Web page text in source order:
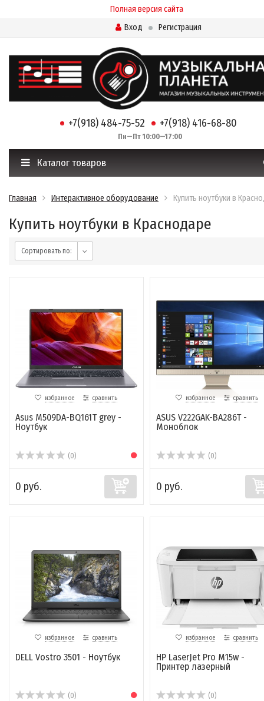
Полная версия сайта
Вход
Регистрация
+7(918) 484-75-52 +7(918) 416-68-80
Пн—Пт 10:00—17:00
Каталог товаров
Главная Интерактивное оборудование Купить ноутбуки в
Купить ноутбуки в Краснодаре
Сортировать по:
избранное сравнить
Asus M509DA-BQ161T grey -
Ноутбук
(0)
0 руб.
избранное сравнить
ASUS V222GAK-BA286T -
Моноблок
(0)
0 руб.
избранное сравнить
DELL Vostro 3501 - Ноутбук
(0)
избранное сравнить
HP LaserJet Pro M15w -
Принтер лазерный
(0)